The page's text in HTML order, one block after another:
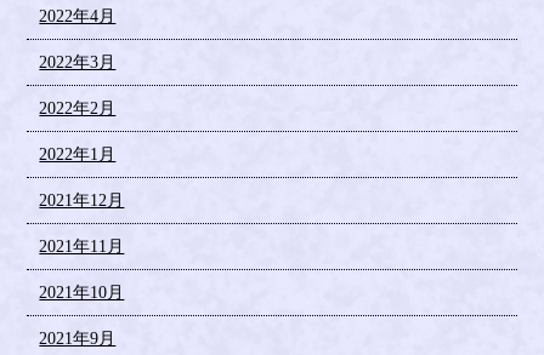
2022年4月
2022年3月
2022年2月
2022年1月
2021年12月
2021年11月
2021年10月
2021年9月